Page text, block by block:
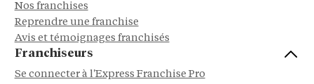
Nos franchises
Reprendre une franchise
Avis et témoignages franchisés
Franchiseurs
Se connecter à l'Express Franchise Pro